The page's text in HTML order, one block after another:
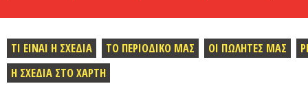
ΤΙ ΕΙΝΑΙ Η ΣΧΕΔΙΑ ΤΟ ΠΕΡΙΟΔΙΚΟ ΜΑΣ ΟΙ ΠΩΛΗΤΕΣ ΜΑΣ
Η ΣΧΕΔΙΑ ΣΤΟ ΧΑΡΤΗ